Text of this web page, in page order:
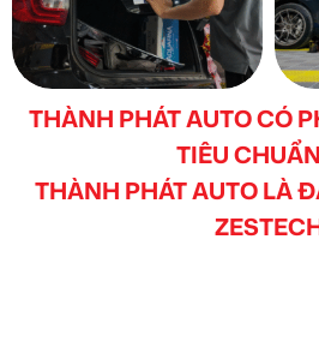
THÀNH PHÁT AUTO CÓ
TIÊU
THÀNH PHÁT AUTO LÀ